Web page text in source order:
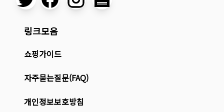
링크모음
쇼핑가이드
자주묻는질문(FAQ)
개인정보보호방침